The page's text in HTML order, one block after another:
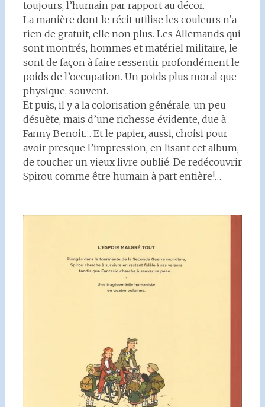
toujours, l’humain par rapport au décor.
La manière dont le récit utilise les couleurs n’a
rien de gratuit, elle non plus. Les Allemands qui
sont montrés, hommes et matériel militaire, le
sont de façon à faire ressentir profondément le
poids de l’occupation. Un poids plus moral que
physique, souvent.
Et puis, il y a la colorisation générale, un peu
désuète, mais d’une richesse évidente, due à
Fanny Benoit… Et le papier, aussi, choisi pour
avoir presque l’impression, en lisant cet album,
de toucher un vieux livre oublié. De redécouvrir
Spirou comme être humain à part entière!…